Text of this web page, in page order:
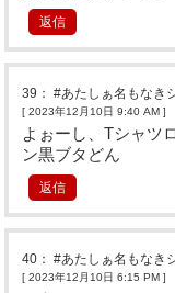
返信
39 ：#あたしぁ名もなき
[ 2023年12月10日 9:40 AM ]
よぉーし、Tシャツ
ン黒ブタどん
返信
40 ：#あたしぁ名もなき
[ 2023年12月10日 6:15 PM ]